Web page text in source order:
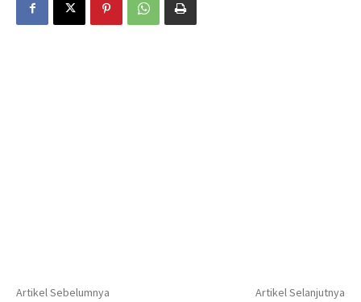
Artikel Sebelumnya Artikel Selanjutnya